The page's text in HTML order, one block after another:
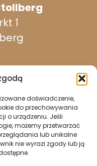
doświadczenie,
do przechowywania
o urządzeniu. Jeśli
możemy przetwarzać
lub unikalne
nie wyrazi zgody lub ją
1
940